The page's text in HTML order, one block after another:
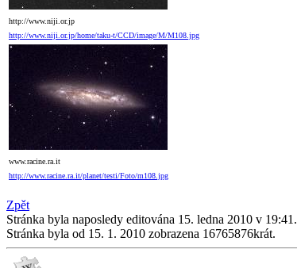
http://www.niji.or.jp
http://www.niji.or.jp/home/taku-t/CCD/image/M/M108.jpg
www.racine.ra.it
http://www.racine.ra.it/planet/testi/Foto/m108.jpg
Zpět
Stránka byla naposledy editována 15. ledna 2010 v 19:41.
Stránka byla od 15. 1. 2010 zobrazena 16765876krát.